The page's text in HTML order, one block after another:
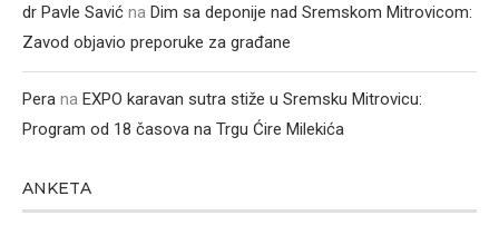
dr Pavle Savić na Dim sa deponije nad Sremskom Mitrovicom:
Zavod objavio preporuke za građane
Pera na EXPO karavan sutra stiže u Sremsku Mitrovicu:
Program od 18 časova na Trgu Ćire Milekića
ANKETA